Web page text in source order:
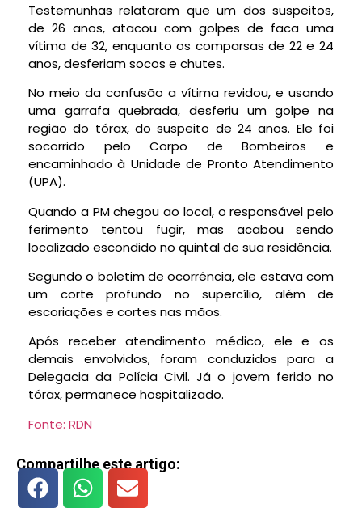
Testemunhas relataram que um dos suspeitos,
de 26 anos, atacou com golpes de faca uma
vítima de 32, enquanto os comparsas de 22 e 24
anos, desferiam socos e chutes.
No meio da confusão a vítima revidou, e usando
uma garrafa quebrada, desferiu um golpe na
região do tórax, do suspeito de 24 anos. Ele foi
socorrido pelo Corpo de Bombeiros e
encaminhado à Unidade de Pronto Atendimento
(UPA).
Quando a PM chegou ao local, o responsável pelo
ferimento tentou fugir, mas acabou sendo
localizado escondido no quintal de sua residência.
Segundo o boletim de ocorrência, ele estava com
um corte profundo no supercílio, além de
escoriações e cortes nas mãos.
Após receber atendimento médico, ele e os
demais envolvidos, foram conduzidos para a
Delegacia da Polícia Civil. Já o jovem ferido no
tórax, permanece hospitalizado.
Fonte: RDN
Compartilhe este artigo: